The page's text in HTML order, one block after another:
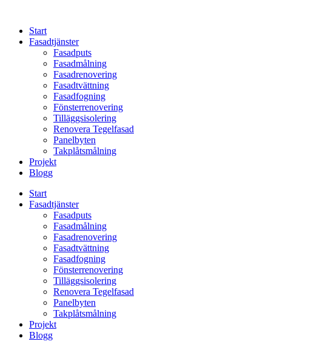
contentStart
Fasadtjänster
Fasadputs
Fasadmålning
Fasadrenovering
Fasadtvättning
Fasadfogning
Fönsterrenovering
Tilläggsisolering
Renovera Tegelfasad
Panelbyten
Takplåtsmålning
Projekt
Blogg
Start
Fasadtjänster
Fasadputs
Fasadmålning
Fasadrenovering
Fasadtvättning
Fasadfogning
Fönsterrenovering
Tilläggsisolering
Renovera Tegelfasad
Panelbyten
Takplåtsmålning
Projekt
Blogg